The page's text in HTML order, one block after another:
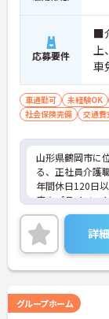
応募要件
■
上
車
職
車通勤可 未経験OK
社会保険完備
交通費
山形県鶴岡市に
る、正社員介護
年間休日120日
度☆プライベー
ご興味ある方に
詳細をお話しい
い。
詳
グループホーム